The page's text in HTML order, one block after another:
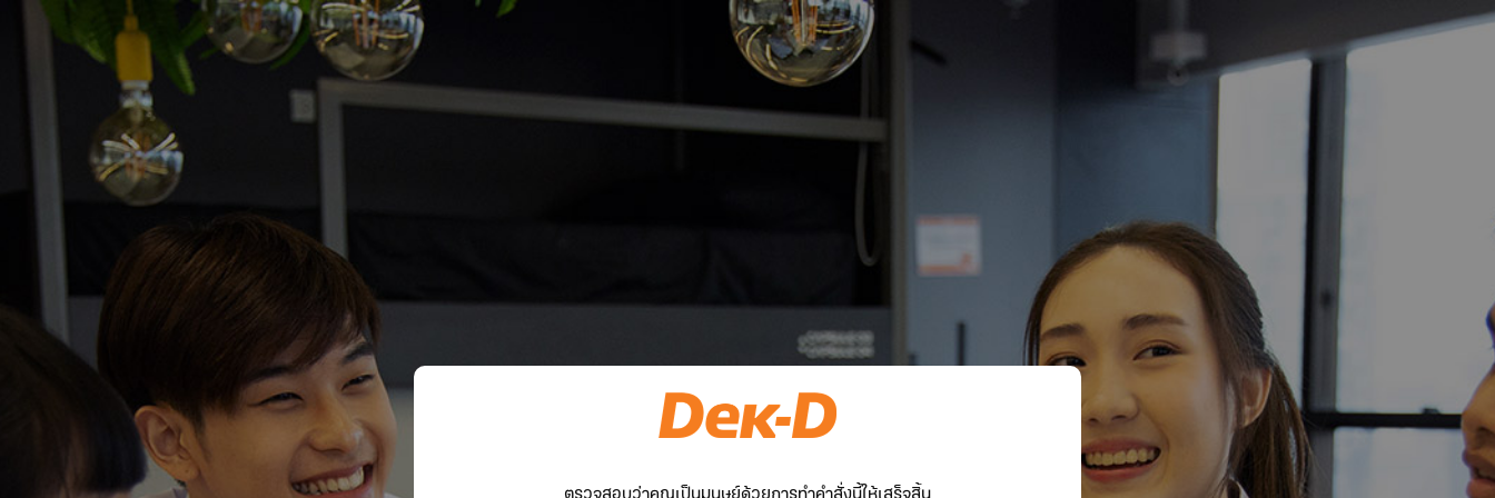
ตรวจสอบว่าคุณเป็นมนุษย์ด้วยการทำคำสั่งนี้ให้เสร็จสิ้น